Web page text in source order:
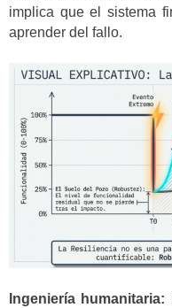
implica que el sistema
aprender del fallo.
Ingeniería